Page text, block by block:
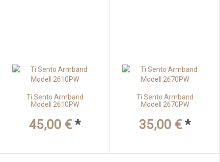
Ti Sento Armband
Modell 2610PW
45,00 € *
Ti Sento Armband
Modell 2670PW
35,00 € *